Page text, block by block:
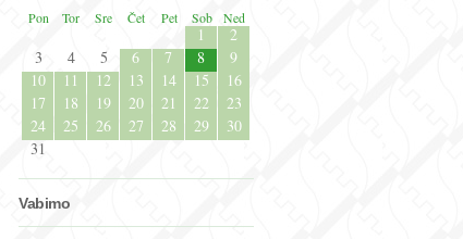
Pon
Tor Sre Čet Pet Sob Ned
1
2
3
4 5 6 7 8
9
10
11 12 13 14 15
16
17
18 19 20 21 22
23
24
25 26 27 28 29
30
31
Vabimo